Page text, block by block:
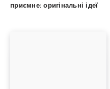
приємне: оригінальні ідеї